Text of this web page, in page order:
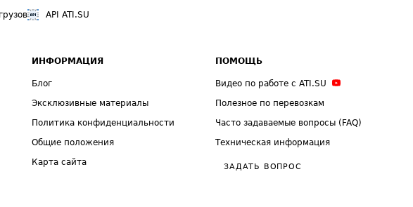
API ATI.SU
ИНФОРМАЦИЯ
Блог
Эксклюзивные материалы
Политика конфиденциальности
Общие положения
Карта сайта
ПОМОЩЬ
Видео по работе с ATI.SU
Полезное по перевозкам
Часто задаваемые вопросы (FAQ)
Техническая информация
ЗАДАТЬ ВОПРОС